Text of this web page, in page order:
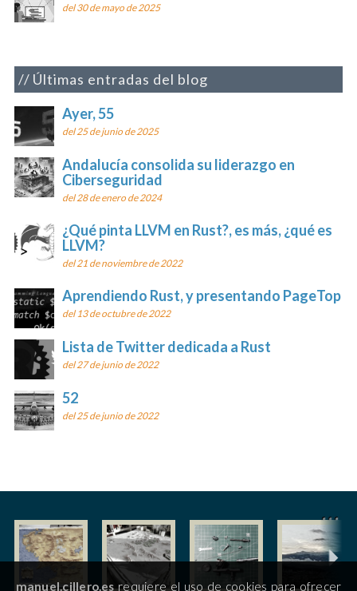
del 30 de mayo de 2025
Últimas entradas del blog
Ayer, 55
del 25 de junio de 2025
Andalucía consolida su liderazgo en
Ciberseguridad
del 28 de enero de 2024
¿Qué pinta LLVM en Rust?, es más, ¿qué es
LLVM?
del 21 de noviembre de 2022
Aprendiendo Rust, y presentando PageTop
del 13 de octubre de 2022
Lista de Twitter dedicada a Rust
del 27 de junio de 2022
52
del 25 de junio de 2022
manuel.cillero.esrequiere el uso de cookies para ofrecer